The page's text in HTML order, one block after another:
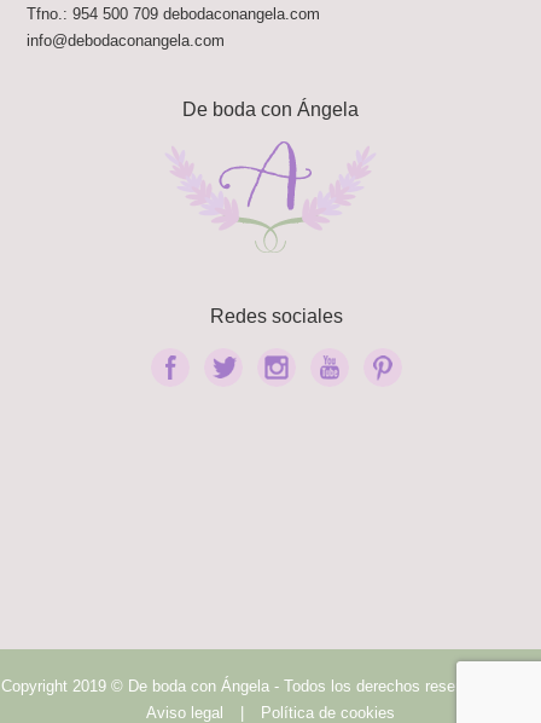
Tfno.:954 500 709 debodaconangela.com
info@debodaconangela.com
De boda con Ángela
Redes sociales
Copyright 2019 © De boda con Ángela - Todos los derechos reservados.
Aviso legal
Política de cookies